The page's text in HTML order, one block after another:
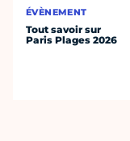
ÉVÈNEMENT
Tout savoir sur
Paris Plages 2026